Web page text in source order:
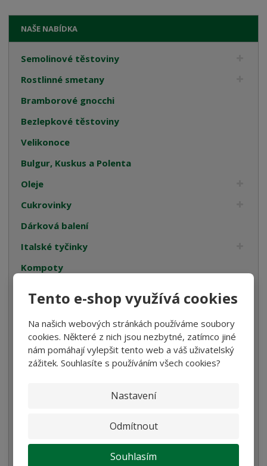
Tento e-shop využívá cookies
Na našich webových stránkách používáme soubory
cookies. Některé z nich jsou nezbytné, zatímco jiné
nám pomáhají vylepšit tento web a váš uživatelský
zážitek. Souhlasíte s používáním všech cookies?
Nastavení
Odmítnout
Souhlasím
NAŠE NABÍDKA
Semolinové těstoviny
Rostlinné smetany
Bramborové gnocchi
Bezlepkové těstoviny
Velikonoce
Bulgur, Kuskus a Polenta
Oleje
Cukrovinky
Dárková balení
Italské tyčinky
Kompoty
Luštěniny
Mořská sůl